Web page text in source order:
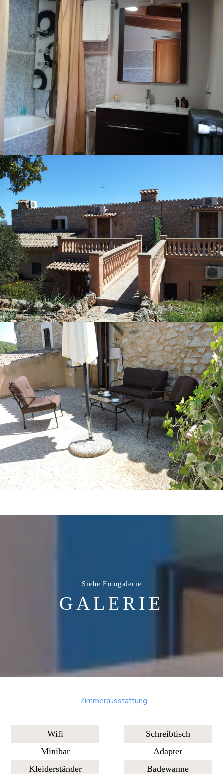
Siehe Fotogalerie
GALERIE
Zimmerausstattung
Wifi
Minibar
Kleiderständer
Schreibtisch
Adapter
Badewanne